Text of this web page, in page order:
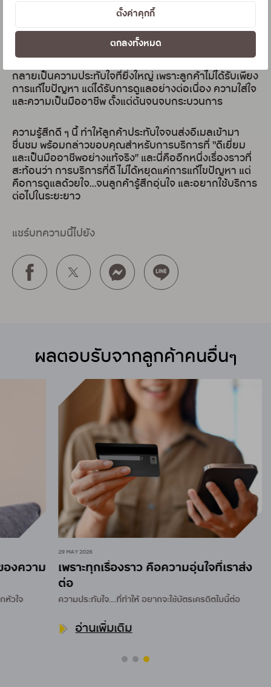
ตั้งค่าคุกกี้
ตกลงทั้งหมด
คำตอบ” ในที่สุด กระบวนการก็เสร็จสมบูรณ์ยอดเงินที่ชำระ
เกินได้รับการคืนอย่างเรียบร้อย ช่วยให้ลูกค้าคลายความ
กังวล และสามารถดูแลจัดการเรื่องนี้ต่อได้อย่างสบายใจ
กลายเป็นความประทับใจที่ยิ่งใหญ่ เพราะลูกค้าไม่ได้รับเพียง
การแก้ไขปัญหา แต่ได้รับการดูแลอย่างต่อเนื่อง ความใส่ใจ
และความเป็นมืออาชีพ ตั้งแต่ต้นจนจบกระบวนการ
ความรู้สึกดี ๆ นี้ ทำให้ลูกค้าประทับใจจนส่งอีเมลเข้ามา
ชื่นชม พร้อมกล่าวขอบคุณสำหรับการบริการที่ “ดีเยี่ยม
และเป็นมืออาชีพอย่างแท้จริง” และนี่คืออีกหนึ่งเรื่องราวที่
สะท้อนว่า การบริการที่ดี ไม่ได้หยุดแค่การแก้ไขปัญหา แต่
คือการดูแลด้วยใจ…จนลูกค้ารู้สึกอุ่นใจ และอยากใช้บริการ
ต่อไปในระยะยาว
แชร์บทความนี้ไปยัง
ผลตอบรับจากลูกค้าคนอื่นๆ
าม
29 MAY 2026
เพราะทุกเรื่องราว คือความอุ่นใจที่เราส่ง
ความประทับใจ....ที่ทำให้อยากจะใช้บัตรเครดิตใบนี้ต่อ
อ่านเพิ่มเติม